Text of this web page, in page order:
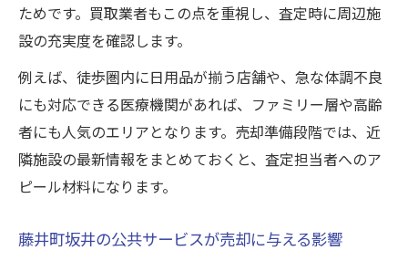
ためです。買取業者もこの点を重視し、査定時に周辺施
設の充実度を確認します。
例えば、徒歩圏内に日用品が揃う店舗や、急な体調不良
にも対応できる医療機関があれば、ファミリー層や高齢
者にも人気のエリアとなります。売却準備段階では、近
隣施設の最新情報をまとめておくと、査定担当者へのア
ピール材料になります。
藤井町坂井の公共サービスが売却に与える影響